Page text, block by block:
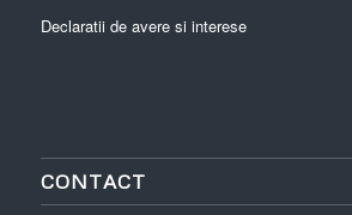
Declaratii de avere si interese
CONTACT